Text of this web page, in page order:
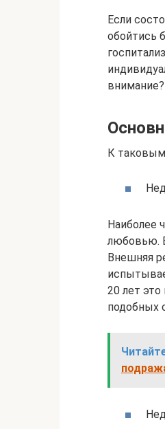
Если
обойтись
внимание?
К таковым
Наиболее
любовью.
Внешняя
20 лет
подобных